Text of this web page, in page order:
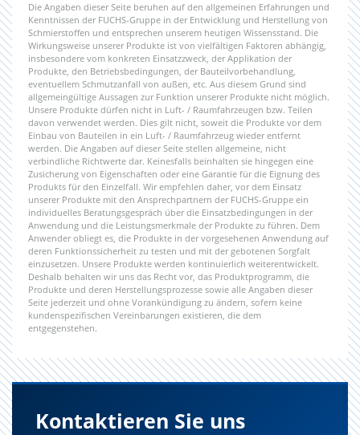
Die Angaben dieser Seite beruhen auf den allgemeinen Erfahrungen und
Kenntnissen der FUCHS-Gruppe in der Entwicklung und Herstellung von
Schmierstoffen und entsprechen unserem heutigen Wissensstand. Die
Wirkungsweise unserer Produkte ist von vielfältigen Faktoren abhängig,
insbesondere vom konkreten Einsatzzweck, der Applikation der
Produkte, den Betriebsbedingungen, der Bauteilvorbehandlung,
eventuellem Schmutzanfall von außen, etc. Aus diesem Grund sind
allgemeingültige Aussagen zur Funktion unserer Produkte nicht möglich.
Unsere Produkte dürfen nicht in Luft- / Raumfahrzeugen bzw. Teilen
davon verwendet werden. Dies gilt nicht, soweit die Produkte vor dem
Einbau von Bauteilen in ein Luft- / Raumfahrzeug wieder entfernt
werden. Die Angaben auf dieser Seite stellen allgemeine, nicht
verbindliche Richtwerte dar. Keinesfalls beinhalten sie hingegen eine
Zusicherung von Eigenschaften oder eine Garantie für die Eignung des
Produkts für den Einzelfall. Wir empfehlen daher, vor dem Einsatz
unserer Produkte mit den Ansprechpartnern der FUCHS-Gruppe ein
individuelles Beratungsgespräch über die Einsatzbedingungen in der
Anwendung und die Leistungsmerkmale der Produkte zu führen. Dem
Anwender obliegt es, die Produkte in der vorgesehenen Anwendung auf
deren Funktionssicherheit zu testen und mit der gebotenen Sorgfalt
einzusetzen. Unsere Produkte werden kontinuierlich weiterentwickelt.
Deshalb behalten wir uns das Recht vor, das Produktprogramm, die
Produkte und deren Herstellungsprozesse sowie alle Angaben dieser
Seite jederzeit und ohne Vorankündigung zu ändern, sofern keine
kundenspezifischen Vereinbarungen existieren, die dem
entgegenstehen.
Kontaktieren Sie uns